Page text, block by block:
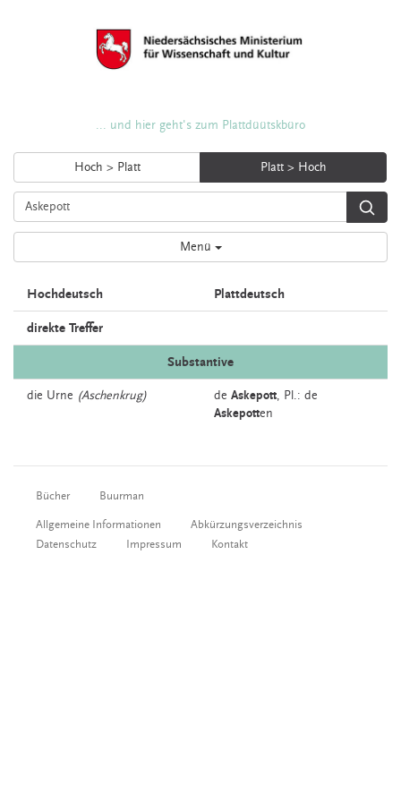
... und hier geht's zum Plattdüütskbüro
Hoch > Platt Platt > Hoch
Menü
Hochdeutsch Plattdeutsch
direkte Treffer
Substantive
die Urne (Aschenkrug) de Askepott, Pl.: de
Askepotten
Bücher Buurman
Allgemeine Informationen
Abkürzungsverzeichnis
Datenschutz
Impressum Kontakt